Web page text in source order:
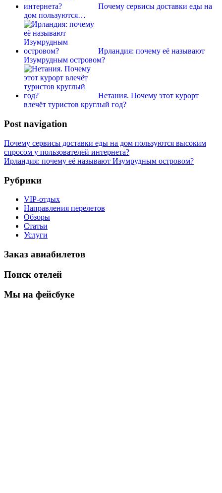
Почему сервисы доставки еды на
дом пользуются…
Ирландия: почему её называют
Изумрудным островом?
Нетания. Почему этот курорт
влечёт туристов круглый год?
Post navigation
Почему сервисы доставки еды на дом пользуются высоким
спросом у пользователей интернета?
Ирландия: почему её называют Изумрудным островом?
Рубрики
VIP-отдых
Направления перелетов
Обзоры
Статьи
Услуги
Заказ авиабилетов
Поиск отелей
Мы на фейсбуке